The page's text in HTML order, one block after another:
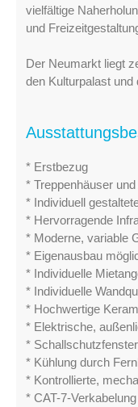
vielfältige
und
Der Neumarkt liegt
den Kulturpalast
* Erstbezug
* Treppenhäuser
* Individuell
* Hervorragende
* Moderne, variable
* Eigenausbau
* Individuelle
* Individuelle
* Hochwertige
* Elektrische,
* Schallschutzfenster
* Kühlung durch
* Kontrollierte,
* CAT-7-Verkabelung